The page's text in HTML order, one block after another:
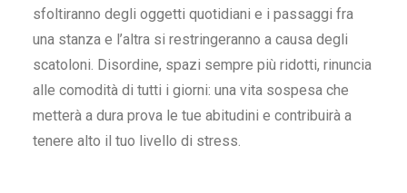
sfoltiranno degli oggetti quotidiani e i passaggi fra
una stanza e l’altra si restringeranno a causa degli
scatoloni. Disordine, spazi sempre più ridotti, rinuncia
alle comodità di tutti i giorni: una vita sospesa che
metterà a dura prova le tue abitudini e contribuirà a
tenere alto il tuo livello di stress.